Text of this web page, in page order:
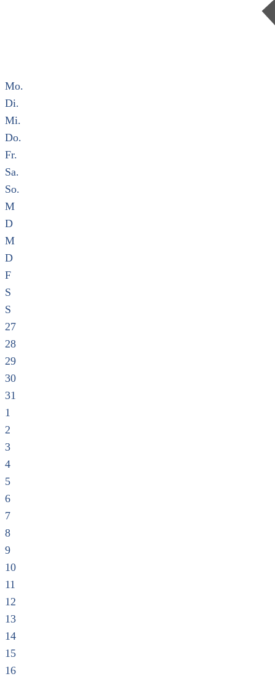
Mo.
Di.
Mi.
Do.
Fr.
Sa.
So.
M
D
M
D
F
S
S
27
28
29
30
31
1
2
3
4
5
6
7
8
9
10
11
12
13
14
15
16